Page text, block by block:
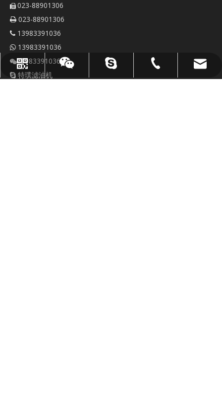
WhatsApp
微信
顶级油净化器
023-88901306
sales@topoilpurifier.com
 023-88901306
 023-88901306
 13983391036
 13983391036
13983391036
 特璞滤油机